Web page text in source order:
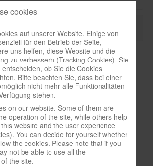
Events
On our own behalf
News archive
cookies
auf unserer Website. Einige von
für den Betrieb der Seite,
uns helfen, diese Website und die
zu verbessern (Tracking Cookies). Sie
ob Sie die Cookies
Bitte beachten Sie, dass bei einer
nicht mehr alle Funktionalitäten
stehen.
on our website. Some of them are
operation of the site, while others help
website and the user experience
You can decide for yourself whether
the cookies. Please note that if you
not be able to use all the
the site.